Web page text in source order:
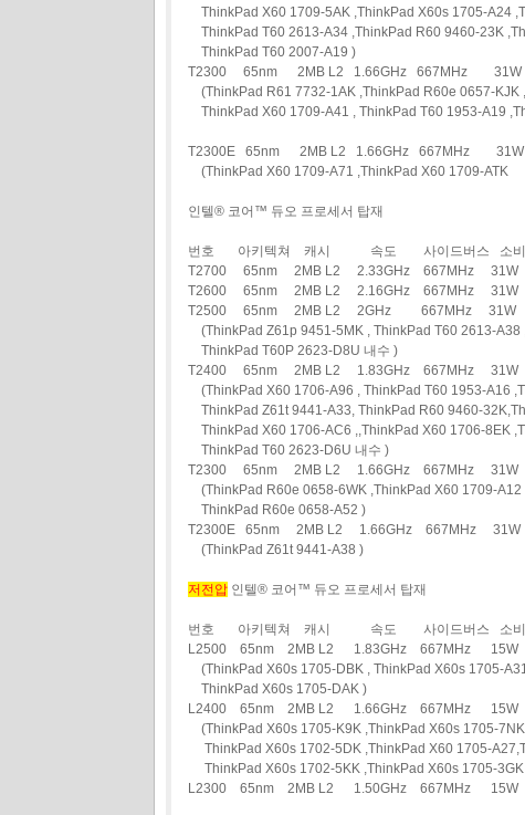
ThinkPad X60 1709-5AK ,ThinkPad X60s 1705-A24
ThinkPad T60 2613-A34 ,ThinkPad R60 9460-23K
ThinkPad T60 2007-A19 )
T2300 65nm 2MB L2 1.66GHz 667MHz
(ThinkPad R61 7732-1AK ,ThinkPad R60e 0657-KJK
ThinkPad X60 1709-A41 , ThinkPad T60 1953-A19
T2300E 65nm 2MB L2 1.66GHz 667MHz
(ThinkPad X60 1709-A71 ,ThinkPad X60 1709-ATK
인텔® 코어™ 듀오 프로세서 탑재
번호 아키텍쳐 캐시 속도 사이드버스 소비
T2700 65nm 2MB L2 2.33GHz 667MHz
T2600 65nm 2MB L2 2.16GHz 667MHz 31W
T2500 65nm 2MB L2 2GHz 667MHz 31W
(ThinkPad Z61p 9451-5MK , ThinkPad T60 2613-A38
ThinkPad T60P 2623-D8U 내수 )
T2400 65nm 2MB L2 1.83GHz 667MHz 31W
(ThinkPad X60 1706-A96 , ThinkPad T60 1953-A16
ThinkPad Z61t 9441-A33, ThinkPad R60 9460-
ThinkPad X60 1706-AC6 ,,ThinkPad X60 1706-8EK
ThinkPad T60 2623-D6U 내수 )
T2300 65nm 2MB L2 1.66GHz 667MHz 31W
(ThinkPad R60e 0658-6WK ,ThinkPad X60 1709-A12
ThinkPad R60e 0658-A52 )
T2300E 65nm 2MB L2 1.66GHz 667MHz 31W
(ThinkPad Z61t 9441-A38 )
저전압인텔® 코어™ 듀오 프로세서 탑재
번호 아키텍쳐 캐시 속도 사이드버스 소비
L2500 65nm 2MB L2 1.83GHz 667MHz 15W
(ThinkPad X60s 1705-DBK , ThinkPad X60s 1705-
ThinkPad X60s 1705-DAK )
L2400 65nm 2MB L2 1.66GHz 667MHz 15W
(ThinkPad X60s 1705-K9K ,ThinkPad X60s 1705-
ThinkPad X60s 1702-5DK ,ThinkPad X60 1705-
ThinkPad X60s 1702-5KK ,ThinkPad X60s 1705-3GK
L2300 65nm 2MB L2 1.50GHz 667MHz 15W